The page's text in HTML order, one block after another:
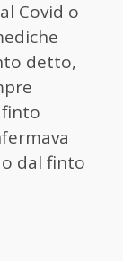
Covid o
detto,
dal finto